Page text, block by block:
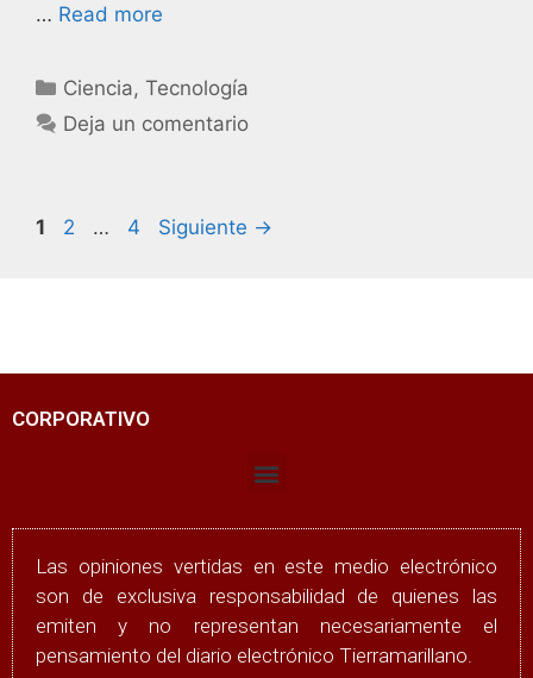
… Read more
Ciencia,Tecnología
Deja un comentario
1 2 … 4 Siguiente →
CORPORATIVO
Las opiniones vertidas en este medio electrónico
son de exclusiva responsabilidad de quienes las
emiten y no representan necesariamente el
pensamiento del diario electrónico Tierramarillano.